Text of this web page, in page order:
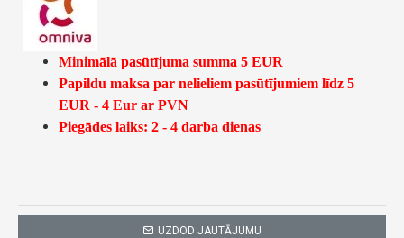
Minimālā pasūtījuma summa 5 EUR
Papildu maksa par nelieliem pasūtījumiem līdz 5
EUR - 4 Eur ar PVN
Piegādes laiks: 2 - 4 darba dienas
UZDOD JAUTĀJUMU